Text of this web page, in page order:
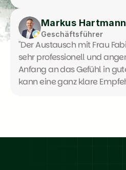
Markus Hartmann
Geschäftsführer
"Der Austausch mit Frau
sehr professionell und
Anfang an das Gefühl in
kann eine ganz klare